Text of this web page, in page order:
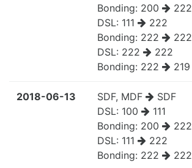
Bonding: 200
222
DSL: 111
222
Bonding: 222
222
DSL: 222
222
Bonding: 222 219
2018-06-13 SDF, MDF
SDF
DSL: 100
111
Bonding: 200
222
DSL: 111
222
Bonding: 222 222